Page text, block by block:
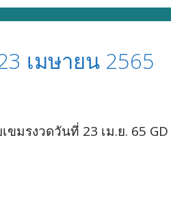
เมษายน 2565
ขมรงวดวันที่ 23 เม.ย. 65